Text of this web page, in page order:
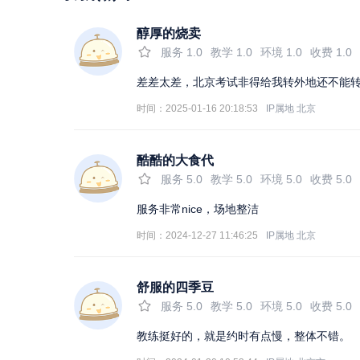
醇厚的烧卖
服务 1.0 教学 1.0 环境 1.0 收费 1.0
差差太差，北京考试非得给我转外地还不能
时间：2025-01-16 20:18:53 IP属地 北京
酷酷的大食代
服务 5.0 教学 5.0 环境 5.0 收费 5.0
服务非常nice，场地整洁
时间：2024-12-27 11:46:25 IP属地 北京
舒服的四季豆
服务 5.0 教学 5.0 环境 5.0 收费 5.0
教练挺好的，就是约时有点慢，整体不错。